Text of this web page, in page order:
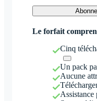
Le forfait
Cinq
Un pack
Aucune